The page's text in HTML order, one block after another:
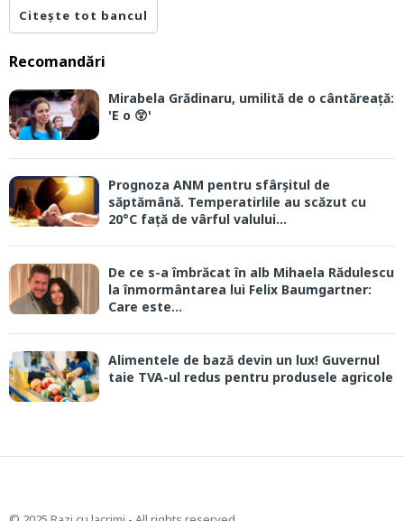
Citește tot bancul
Recomandări
Mirabela Grădinaru, umilită de o cântăreață:
'E o 😲'
Prognoza ANM pentru sfârșitul de
săptămână. Temperatirlile au scăzut cu
20°C față de vârful valului...
De ce s-a îmbrăcat în alb Mihaela Rădulescu
la înmormântarea lui Felix Baumgartner:
Care este...
Alimentele de bază devin un lux! Guvernul
taie TVA-ul redus pentru produsele agricole